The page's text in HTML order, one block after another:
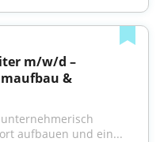
m/w/d –
&
aufbauen und ein...